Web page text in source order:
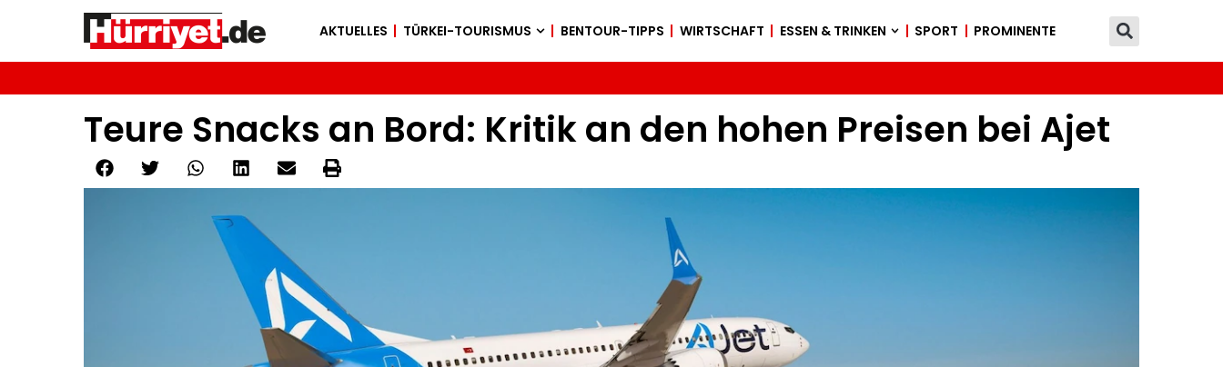
AKTUELLES TÜRKEI-TOURISMUS BENTOUR-TIPPS WIRTSCHAFT ESSEN & TRINKEN SPORT PROMINENTE
Teure Snacks an Bord: Kritik an den hohen Preisen bei Ajet